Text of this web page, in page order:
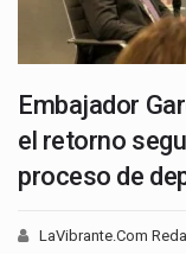
Embajador
el retorno
proceso de
LaVibrante.Com